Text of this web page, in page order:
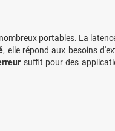
portables. La
, elle répond aux besoins
suffit pour des